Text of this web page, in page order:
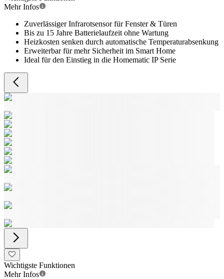
Mehr Infos
Zuverlässiger Infrarotsensor für Fenster & Türen
Bis zu 15 Jahre Batterielaufzeit ohne Wartung
Heizkosten senken durch automatische Temperaturabsenkung
Erweiterbar für mehr Sicherheit im Smart Home
Ideal für den Einstieg in die Homematic IP Serie
Wichtigste Funktionen
Mehr Infos